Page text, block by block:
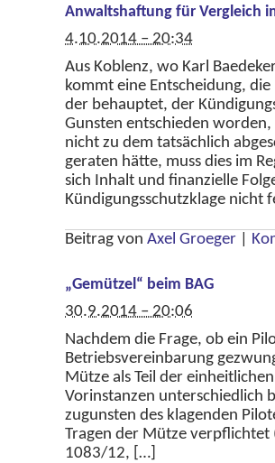
Anwaltshaftung für Vergleich
4.10.2014 – 20:34
Aus Koblenz, wo Karl
kommt eine Entscheidung,
der behauptet, der
Gunsten entschieden
nicht zu dem tatsächlich
geraten hätte, muss dies im
sich Inhalt und finanzielle
Kündigungsschutzklage nicht
Beitrag von Axel Groeger
„Gemützel“ beim BAG
30.9.2014 – 20:06
Nachdem die Frage, ob ein
Betriebsvereinbarung
Mütze als Teil der
Vorinstanzen unterschiedlich
zugunsten des klagenden
Tragen der Mütze verpflichtet
1083/12, […]